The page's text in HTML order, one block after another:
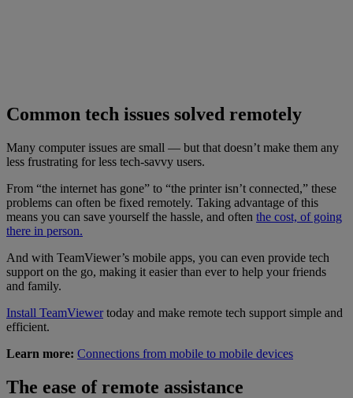
Common tech issues solved remotely
Many computer issues are small — but that doesn’t make them any
less frustrating for less tech-savvy users.
From “the internet has gone” to “the printer isn’t connected,” these
problems can often be fixed remotely. Taking advantage of this
means you can save yourself the hassle, and often the cost, of going
there in person.
And with TeamViewer’s mobile apps, you can even provide tech
support on the go, making it easier than ever to help your friends
and family.
Install TeamViewertoday and make remote tech support simple and
efficient.
Learn more: Connections from mobile to mobile devices
The ease of remote assistance